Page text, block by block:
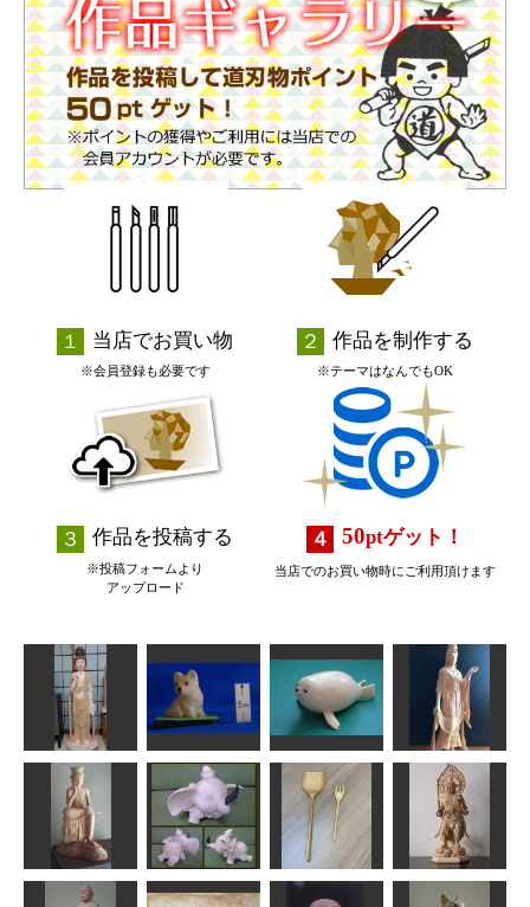
当店でお買い物
※会員登録も必要です
作品を制作する
※テーマはなんでもOK
作品を投稿する
※投稿フォームより
アップロード
50ptゲット！
当店でのお買い物時にご利用頂けます
菩薩立像
かっちゃん
仔犬”ポチ”
ta-chann
やんちゃなご
まふ坊や
矢野っち
明星観音菩薩
エヌ